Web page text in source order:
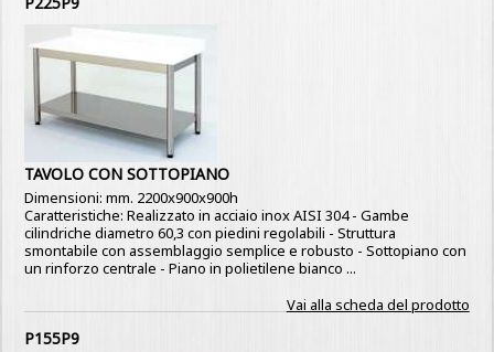
TAVOLO CON SOTTOPIANO
Dimensioni: mm. 2200x900x900h
Caratteristiche: Realizzato in acciaio inox AISI 304 - Gambe
cilindriche diametro 60,3 con piedini regolabili - Struttura
smontabile con assemblaggio semplice e robusto - Sottopiano con
un rinforzo centrale - Piano in polietilene bianco ...
Vai alla scheda del prodotto
P155P9